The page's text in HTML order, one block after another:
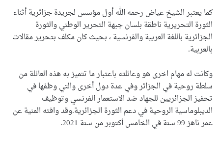
كما يعتبر الشيخ عياض رحمه الله أول مؤسس لجريدة جزائرية أثناء
الثورة التحريرية ناطقة بلسان جبهة التحرير الوطني والثورة
الجزائرية باللغة العربية والفرنسية ، بحيث كان مكلف بتحرير مقالات
بالعربية.
وكانت له مهام اخرى هو وعائلته باعتبار ما تتميز به هذه العائلة من
سلطة روحية في الجزائر وفي عدة دول أخرى والتي وظفها في
تحفيز الجزائريين للجهاد ضد الاستعمار الفرنسي وتوظيف
الديبلوماسية الروحية في دعم الثورة الجزائرية.وقد وافته المنية عن
عمر ناهز 99 سنة في الخامس أكتوبر من سنة 2021.